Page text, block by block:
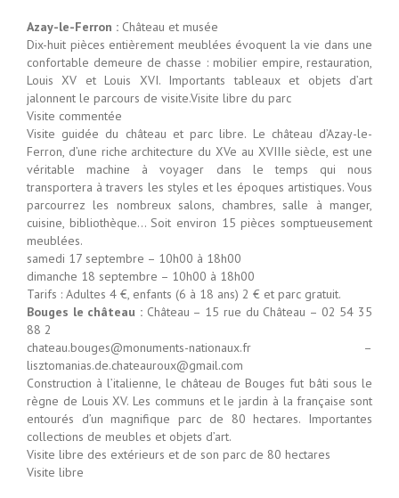
Azay-le-Ferron : Château et musée
Dix-huit pièces entièrement meublées évoquent la vie dans une
confortable demeure de chasse : mobilier empire, restauration,
Louis XV et Louis XVI. Importants tableaux et objets d’art
jalonnent le parcours de visite.Visite libre du parc
Visite commentée
Visite guidée du château et parc libre. Le château d’Azay-le-
Ferron, d’une riche architecture du XVe au XVIIIe siècle, est une
véritable machine à voyager dans le temps qui nous
transportera à travers les styles et les époques artistiques. Vous
parcourrez les nombreux salons, chambres, salle à manger,
cuisine, bibliothèque… Soit environ 15 pièces somptueusement
meublées.
samedi 17 septembre – 10h00 à 18h00
dimanche 18 septembre – 10h00 à 18h00
Tarifs : Adultes 4 €, enfants (6 à 18 ans) 2 € et parc gratuit.
Bouges le château : Château – 15 rue du Château – 02 54 35
88 2
chateau.bouges@monuments-nationaux.fr –
lisztomanias.de.chateauroux@gmail.com
Construction à l’italienne, le château de Bouges fut bâti sous le
règne de Louis XV. Les communs et le jardin à la française sont
entourés d’un magnifique parc de 80 hectares. Importantes
collections de meubles et objets d’art.
Visite libre des extérieurs et de son parc de 80 hectares
Visite libre